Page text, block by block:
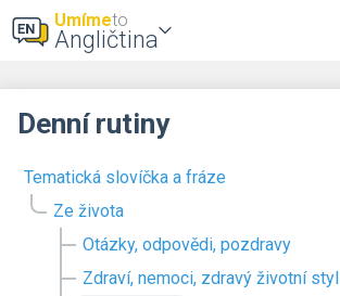
Umímeto
Angličtina
Tematická slovíčka a fráze
Ze života
Otázky, odpovědi, pozdravy
Zdraví, nemoci, zdravý životní styl
Denní rutiny